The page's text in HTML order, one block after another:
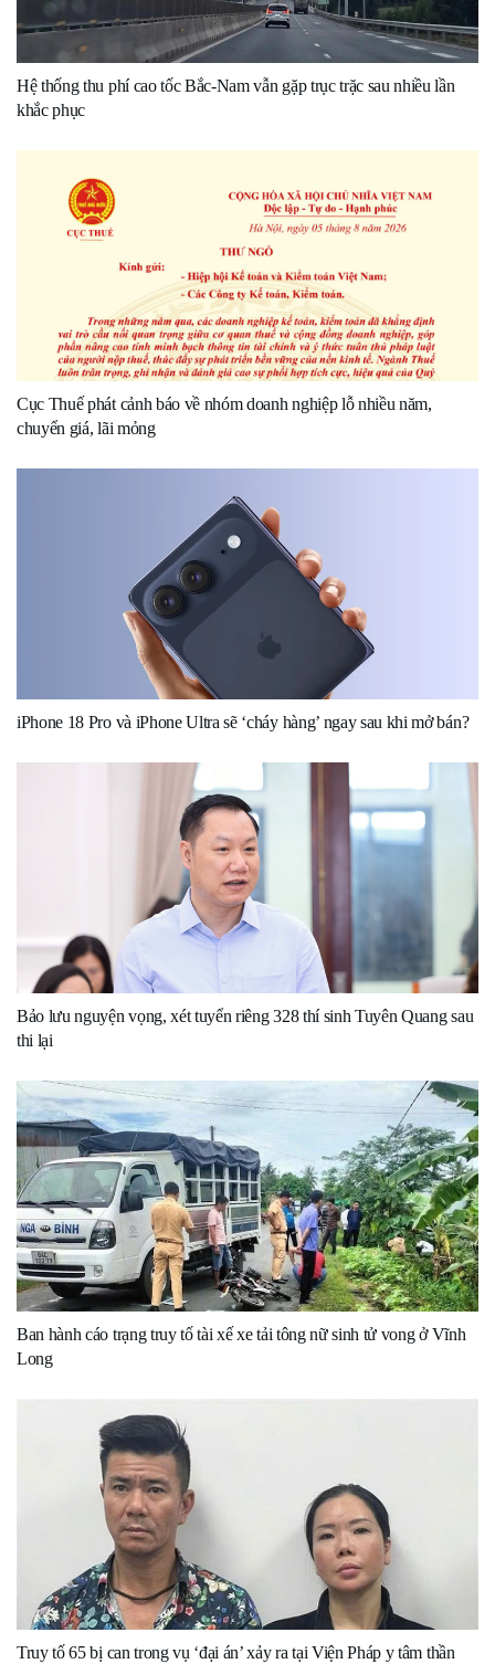
Hệ thống thu phí cao tốc Bắc-Nam vẫn gặp trục trặc sau nhiều lần
khắc phục
Cục Thuế phát cảnh báo về nhóm doanh nghiệp lỗ nhiều năm,
chuyển giá, lãi mỏng
iPhone 18 Pro và iPhone Ultra sẽ ‘cháy hàng’ ngay sau khi mở bán?
Bảo lưu nguyện vọng, xét tuyển riêng 328 thí sinh Tuyên Quang sau
thi lại
Ban hành cáo trạng truy tố tài xế xe tải tông nữ sinh tử vong ở Vĩnh
Long
Truy tố 65 bị can trong vụ ‘đại án’ xảy ra tại Viện Pháp y tâm thần